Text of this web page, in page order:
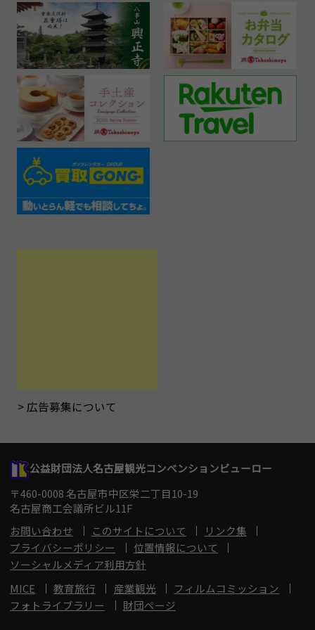
広告募集について
公益財団法人名古屋観光コンベンションビューロー
〒460-0008 名古屋市中区栄二丁目10-19
名古屋商工会議所ビル11F
お問い合わせ
このサイトについて
リンク集
プライバシーポリシー
位置情報について
ソーシャルメディア利用方針
MICE
教育旅行 産業観光
フィルムコミッション
フォトライブラリー
財団ページ